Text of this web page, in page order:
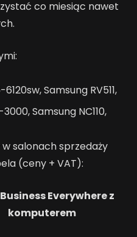
co miesiąc nawet
Samsung RV511,
Samsung NC110,
salonach sprzedaży
(ceny + VAT):
Everywhere z
komputerem